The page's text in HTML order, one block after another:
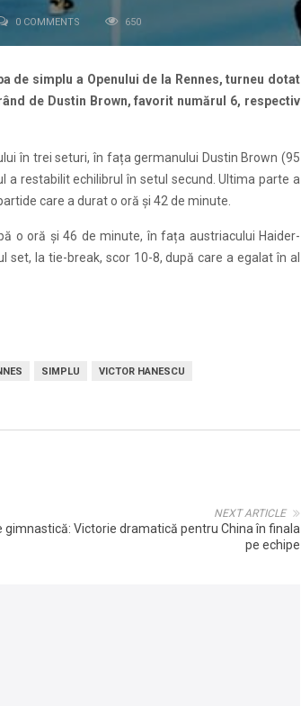
0 COMMENTS 650
de simplu a Openului de la Rennes, turneu dotat
de Dustin Brown, favorit numărul 6, respectiv
în trei seturi, în fața germanului Dustin Brown (95
a restabilit echilibrul în setul secund. Ultima parte a
care a durat o oră și 42 de minute.
o oră și 46 de minute, în fața austriacului Haider-
set, la tie-break, scor 10-8, după care a egalat în al
SIMPLU VICTOR HANESCU
NEXT ARTICLE
gimnastică: Victorie dramatică pentru China în finala
pe echipe